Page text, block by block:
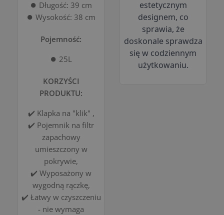
⏺️ Długość: 39 cm
⏺️ Wysokość: 38 cm
Pojemność:
⏺️ 25L
KORZYŚCI
PRODUKTU:
✔️ Klapka na "klik" ,
✔️ Pojemnik na filtr
zapachowy
umieszczony w
pokrywie,
✔️ Wyposażony w
wygodną rączkę,
✔️ Łatwy w czyszczeniu
- nie wymaga
estetycznym
designem, co
sprawia, że
doskonale sprawdza
się w codziennym
użytkowaniu.